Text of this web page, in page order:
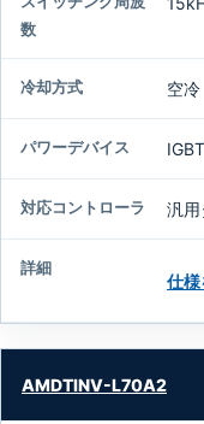
空冷
IGBT
汎用
仕
AMDTINV-L70A2